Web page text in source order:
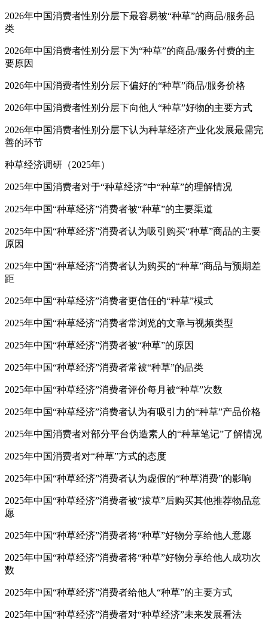
2026年中国消费者性别分层下最容易被“种草”的商品/服务品
类
2026年中国消费者性别分层下为“种草”的商品/服务付费的主
要原因
2026年中国消费者性别分层下偏好的“种草”商品/服务价格
2026年中国消费者性别分层下向他人“种草”好物的主要方式
2026年中国消费者性别分层下认为种草经济产业化发展最需完
善的环节
种草经济调研（2025年）
2025年中国消费者对于“种草经济”中“种草”的理解情况
2025年中国“种草经济”消费者被“种草”的主要渠道
2025年中国“种草经济”消费者认为吸引购买“种草”商品的主要
原因
2025年中国“种草经济”消费者认为购买的“种草”商品与预期差
距
2025年中国“种草经济”消费者更信任的“种草”模式
2025年中国“种草经济”消费者常浏览的文章与视频类型
2025年中国“种草经济”消费者被“种草”的原因
2025年中国“种草经济”消费者常被“种草”的品类
2025年中国“种草经济”消费者评价每月被“种草”次数
2025年中国“种草经济”消费者认为有吸引力的“种草”产品价格
2025年中国消费者对部分平台伪造素人的“种草笔记”了解情况
2025年中国消费者对“种草”方式的态度
2025年中国“种草经济”消费者认为虚假的“种草消费”的影响
2025年中国“种草经济”消费者被“拔草”后购买其他推荐物品意
愿
2025年中国“种草经济”消费者将“种草”好物分享给他人意愿
2025年中国“种草经济”消费者将“种草”好物分享给他人成功次
数
2025年中国“种草经济”消费者给他人“种草”的主要方式
2025年中国“种草经济”消费者对“种草经济”未来发展看法